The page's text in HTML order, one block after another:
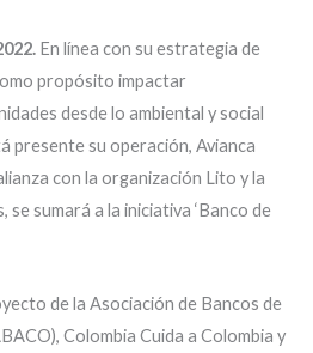
En línea con su estrategia de
propósito impactar
desde lo ambiental y social
presente su operación, Avianca
con la organización Lito y la
sumará a la iniciativa ‘Banco de
de la Asociación de Bancos de
Colombia Cuida a Colombia y